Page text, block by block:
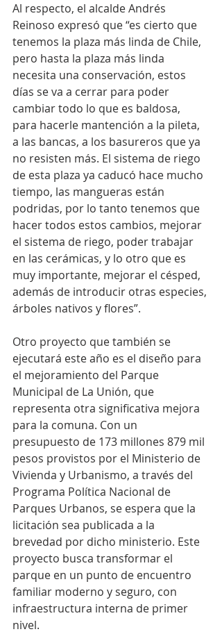
Al respecto, el alcalde Andrés
Reinoso expresó que “es cierto que
tenemos la plaza más linda de Chile,
pero hasta la plaza más linda
necesita una conservación, estos
días se va a cerrar para poder
cambiar todo lo que es baldosa,
para hacerle mantención a la pileta,
a las bancas, a los basureros que ya
no resisten más. El sistema de riego
de esta plaza ya caducó hace mucho
tiempo, las mangueras están
podridas, por lo tanto tenemos que
hacer todos estos cambios, mejorar
el sistema de riego, poder trabajar
en las cerámicas, y lo otro que es
muy importante, mejorar el césped,
además de introducir otras especies,
árboles nativos y flores”.
Otro proyecto que también se
ejecutará este año es el diseño para
el mejoramiento del Parque
Municipal de La Unión, que
representa otra significativa mejora
para la comuna. Con un
presupuesto de 173 millones 879 mil
pesos provistos por el Ministerio de
Vivienda y Urbanismo, a través del
Programa Política Nacional de
Parques Urbanos, se espera que la
licitación sea publicada a la
brevedad por dicho ministerio. Este
proyecto busca transformar el
parque en un punto de encuentro
familiar moderno y seguro, con
infraestructura interna de primer
nivel.